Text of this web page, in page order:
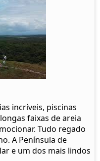
incríveis, piscinas
faixas de areia
Tudo regado
A Península de
e um dos mais lindos